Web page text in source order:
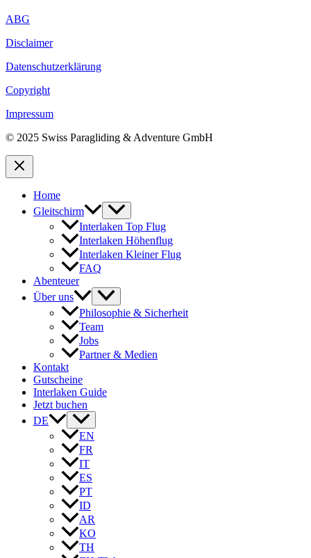
ABG
Disclaimer
Datenschutzerklärung
Copyright
Impressum
© 2025 Swiss Paragliding & Adventure GmbH
Home
Gleitschirm
Interlaken Top Flug
Interlaken Höhenflug
Interlaken Kleiner Flug
FAQ
Abenteuer
Über uns
Philosophie & Sicherheit
Team
Jobs
Partner & Medien
Kontakt
Gutscheine
Interlaken Guide
Jetzt buchen
DE
EN
FR
IT
ES
PT
ID
AR
KO
TH